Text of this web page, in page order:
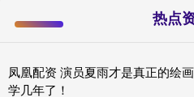
热点
凤凰配资 演员夏雨才是真正的绘
学几年了！